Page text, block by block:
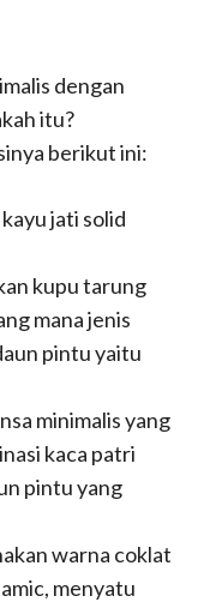
dengan
itu?
berikut ini:
jati solid
kupu tarung
mana jenis
pintu yaitu
minimalis yang
kaca patri
pintu yang
warna coklat
menyatu